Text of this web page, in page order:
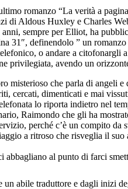
romanzo “La verità a
di Aldous Huxley e Charles
sempre per Elliot, ha
31″, definendolo ” un
o andare a
privilegiata, avendo un
misterioso che parla di angeli
cercati, dimenticati e mai
lo riporta indietro nel
Raimondo che gli ha
perché c’è un compito
a ritroso che risveglia il
abbagliano al punto di farci
abile traduttore e dagli inizi